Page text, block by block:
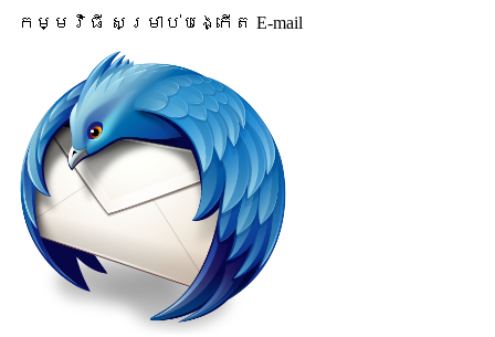
កម្មវិធី សម្រាប់បង្កើត E-mail